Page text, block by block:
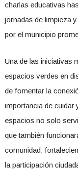
charlas educativas
jornadas de limpieza
por el municipio
Una de las iniciativas
espacios verdes en
de fomentar la
importancia de cuidar
espacios no solo
que también
comunidad,
la participación